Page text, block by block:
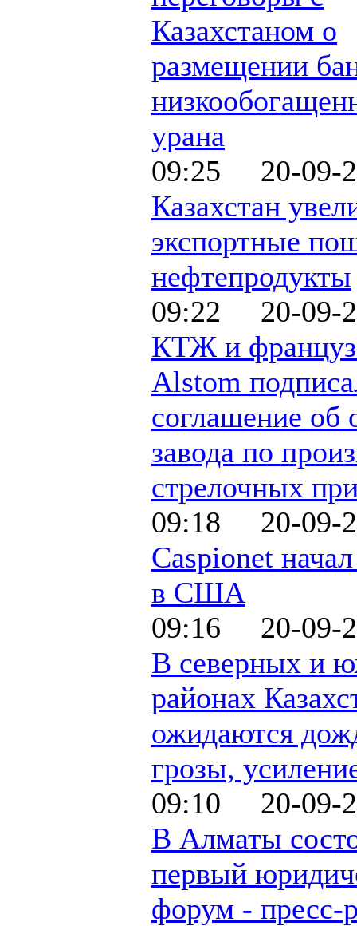
Казахстаном о
размещении
урана
09:25 20-09-
Казахстан
экспортные
нефтепродукты
09:22 20-09-
КТЖ и
Alstom
соглашение об
завода по
стрелочных
09:18 20-09-
Caspionet
в США
09:16 20-09-
В северных и
районах
ожидаются
грозы,
09:10 20-09-
В Алматы
первый
форум - пресс-